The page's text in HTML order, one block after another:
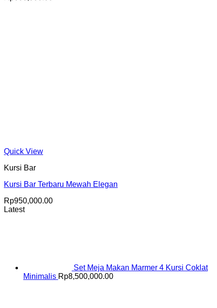
Quick View
Kursi Bar
Kursi Bar Terbaru Mewah Elegan
Rp950,000.00
Latest
Set Meja Makan Marmer 4 Kursi Coklat
Minimalis Rp8,500,000.00